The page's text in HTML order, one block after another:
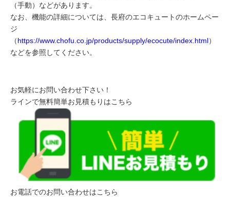
（手動）などがあります。
なお、機能の詳細については、長府のエコキュートのホームペー
ジ
（https://www.chofu.co.jp/products/supply/ecocute/index.html）
などを参照してください。
お気軽にお問い合わせ下さい！
ラインで無料簡単お見積もりはこちら
お電話でのお問い合わせはこちら